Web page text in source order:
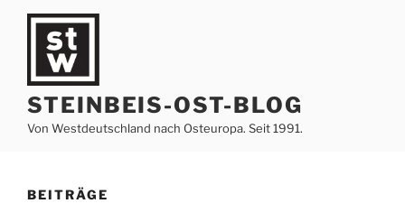
Zum
springen
STEINBEIS-OST-BLOG
Von Westdeutschland nach Osteuropa. Seit 1991.
BEITRÄGE